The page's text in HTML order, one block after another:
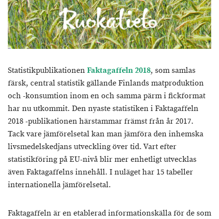
StatistikpublikationenFaktagaffeln 2018, som samlas
färsk, central statistik gällande Finlands matproduktion
och -konsumtion inom en och samma pärm i fickformat
har nu utkommit. Den nyaste statistiken i Faktagaffeln
2018 -publikationen härstammar främst från år 2017.
Tack vare jämförelsetal kan man jämföra den inhemska
livsmedelskedjans utveckling över tid. Vart efter
statistikföring på EU-nivå blir mer enhetligt utvecklas
även Faktagaffelns innehåll. I nuläget har 15 tabeller
internationella jämförelsetal.
Faktagaffeln är en etablerad informationskälla för de som